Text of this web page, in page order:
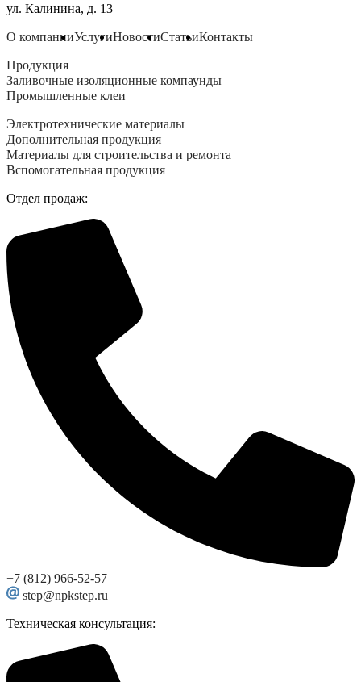
ул. Калинина, д. 13
О компанииУслугиНовостиСтатьиКонтакты
Продукция
Заливочные изоляционные компаунды
Промышленные клеи
Электротехнические материалы
Дополнительная продукция
Материалы для строительства и ремонта
Вспомогательная продукция
Отдел продаж:
+7 (812) 966-52-57
step@npkstep.ru
Техническая консультация: